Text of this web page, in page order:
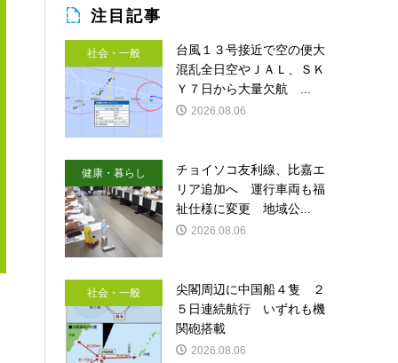
注目記事
社会・一般
台風１３号接近で空の便大
混乱全日空やＪＡＬ、ＳＫ
Ｙ７日から大量欠航 ...
2026.08.06
健康・暮らし
チョイソコ友利線、比嘉エ
リア追加へ 運行車両も福
祉仕様に変更 地域公...
2026.08.06
社会・一般
尖閣周辺に中国船４隻 ２
５日連続航行 いずれも機
関砲搭載
2026.08.06